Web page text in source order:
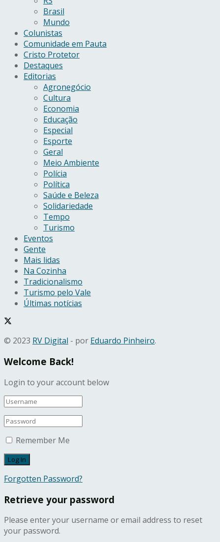
Brasil
Mundo
Colunistas
Comunidade em Pauta
Cristo Protetor
Destaques
Editorias
Agronegócio
Cultura
Economia
Educação
Especial
Esporte
Geral
Meio Ambiente
Polícia
Política
Saúde e Beleza
Solidariedade
Tempo
Turismo
Eventos
Gente
Mais lidas
Na Cozinha
Tradicionalismo
Turismo pelo Vale
Últimas notícias
© 2023 RV Digital - por Eduardo Pinheiro.
Welcome Back!
Login to your account below
Remember Me
Forgotten Password?
Retrieve your password
Please enter your username or email address to reset
your password.